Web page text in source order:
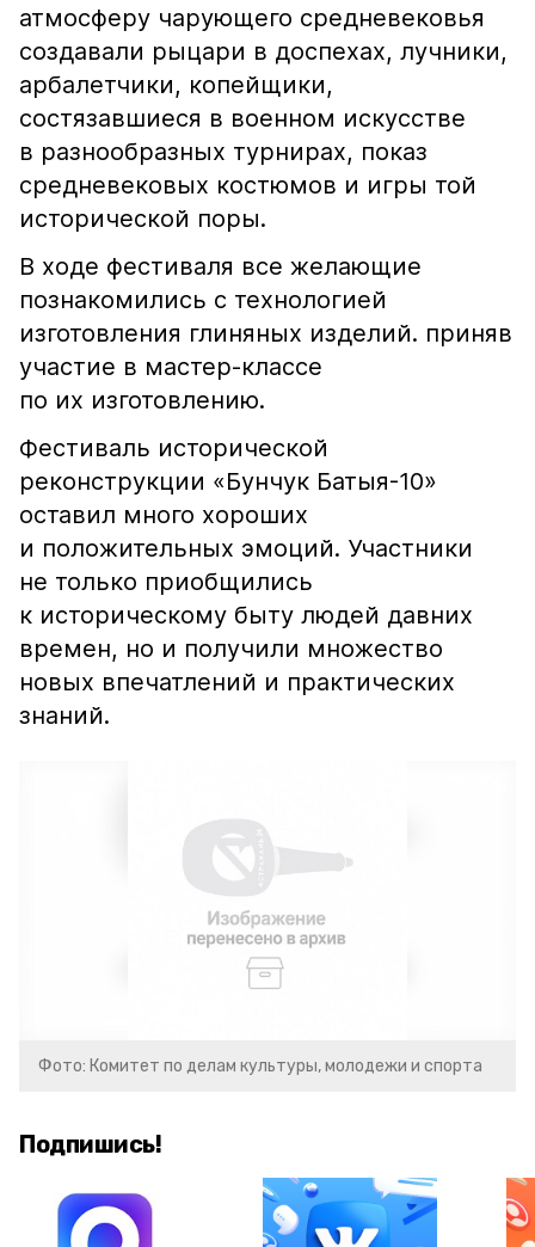
атмосферу чарующего средневековья
создавали рыцари в доспехах, лучники,
арбалетчики, копейщики,
состязавшиеся в военном искусстве
в разнообразных турнирах, показ
средневековых костюмов и игры той
исторической поры.
В ходе фестиваля все желающие
познакомились с технологией
изготовления глиняных изделий. приняв
участие в мастер-классе
по их изготовлению.
Фестиваль исторической
реконструкции «Бунчук Батыя-10»
оставил много хороших
и положительных эмоций. Участники
не только приобщились
к историческому быту людей давних
времен, но и получили множество
новых впечатлений и практических
знаний.
Фото: Комитет по делам культуры, молодежи и спорта
Подпишись!